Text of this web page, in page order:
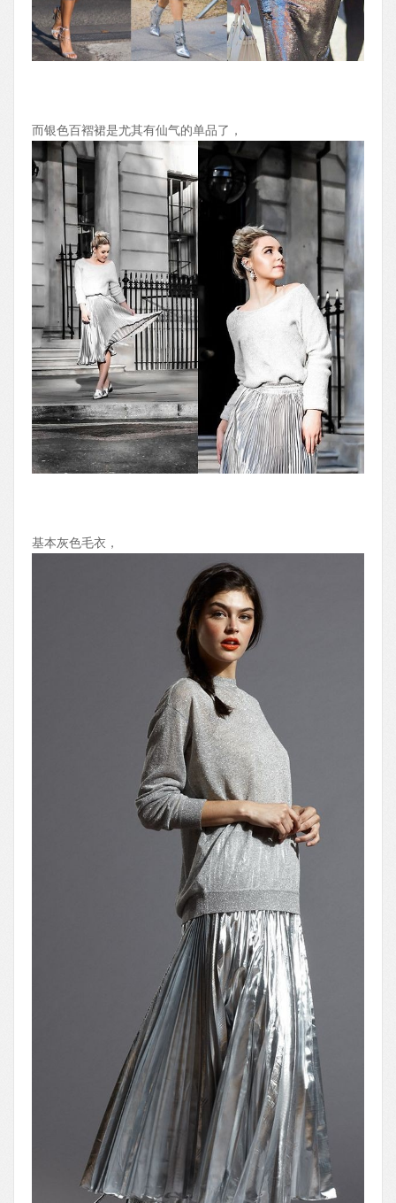
而银色百褶裙是尤其有仙气的单品了，
基本灰色毛衣，